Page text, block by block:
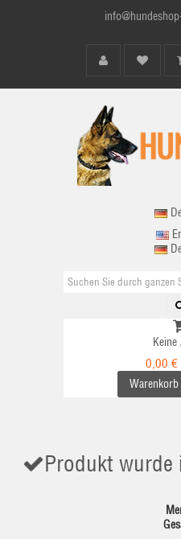
Keine
0,00 €
Warenkorb
Produkt wurde